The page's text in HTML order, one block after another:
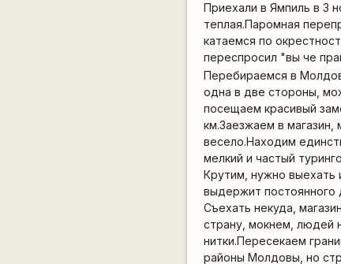
Приехали в Ямпиль в 3
теплая.Паромная
катаемся по
переспросил "вы че
Перебираемся в
одна в две стороны,
посещаем красивый
км.Заезжаем в
весело.Находим
мелкий и частый
Крутим, нужно
выдержит постоянного
Съехать некуда,
страну, мокнем, людей
нитки.Пересекаем
районы Молдовы, но